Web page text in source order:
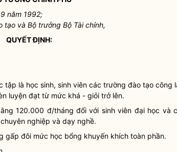
năm 1992;
tạo và Bộ trưởng Bộ Tài chính,
QUYẾT ĐỊNH:
là học sinh, sinh viên các trường đào tạo công
luyện đạt từ mức khá - giỏi trở lên.
120.000 đ/tháng đối với sinh viên đại học và
nghiệp và dạy nghề.
gấp đôi mức học bổng khuyến khích toàn phần.